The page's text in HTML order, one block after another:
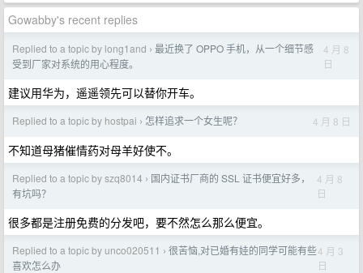
Gowabby's recent replies
Replied to a topic by long1and › 最近换了 OPPO 手机，从一个细节感
受到厂家对系统的用心程度。
4 月 8
日
建议用华为，遥遥领先可以替你开车。
Replied to a topic by hostpai › 怎样追求一个女生呢？ 4 月 8 日
不知道母猪催情药对母羊好使不。
Replied to a topic by szq8014 › 国内证书厂商的 SSL 证书便宜好多，
有坑吗？
4 月 8
日
很多都是注册免费的分发吧，要不然怎么那么便宜。
Replied to a topic by unco020511 › 很苦恼,对已婚有娃的同学可能有些
喜欢怎么办
4 月 3
日